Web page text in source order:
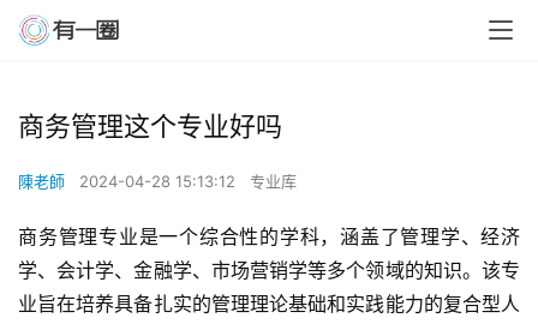
商务管理这个专业好吗
陳老師 2024-04-28 15:13:12 专业库
商务管理专业是一个综合性的学科，涵盖了管理学、经济
学、会计学、金融学、市场营销学等多个领域的知识。该专
业旨在培养具备扎实的管理理论基础和实践能力的复合型人